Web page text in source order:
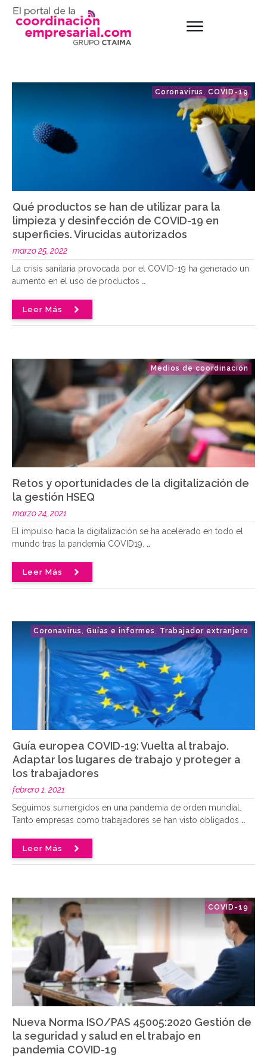
Coronavirus , COVID-19
Qué productos se han de utilizar para la
limpieza y desinfección de COVID-19 en
superficies. Virucidas autorizados
marzo 25, 2022
La crisis sanitaria provocada por el COVID-19 ha generado un
aumento en el uso de productos ..
Leer Más
Medios de coordinación
Retos y oportunidades de la digitalización de
la gestión HSEQ
marzo 24, 2021
El impulso hacia la digitalización se ha acelerado en todo el
mundo tras la pandemia COVID19. ..
Leer Más
Coronavirus , Guías e informes , Trabajador extranjero
Guía europea COVID-19: Vuelta al trabajo.
Adaptar los lugares de trabajo y proteger a
los trabajadores
febrero 1, 2021
Seguimos sumergidos en una pandemia de orden mundial.
Tanto empresas como trabajadores se han visto obligados ..
Leer Más
COVID-19
Nueva Norma ISO/PAS 45005:2020 Gestión de
la seguridad y salud en el trabajo en
pandemia COVID-19